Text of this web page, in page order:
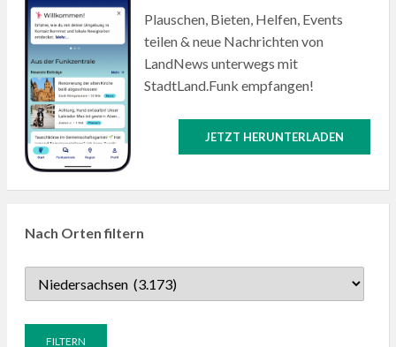
Plauschen, Bieten, Helfen, Events
teilen & neue Nachrichten von
LandNews unterwegs mit
StadtLand.Funk empfangen!
JETZT HERUNTERLADEN
Nach Orten filtern